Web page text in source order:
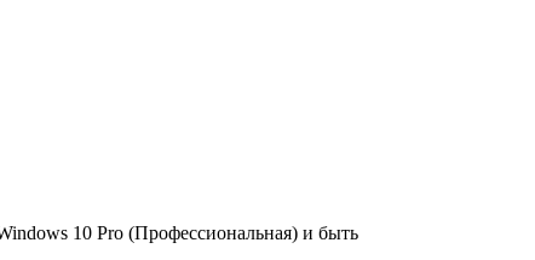
10 Pro (Профессиональная) и быть